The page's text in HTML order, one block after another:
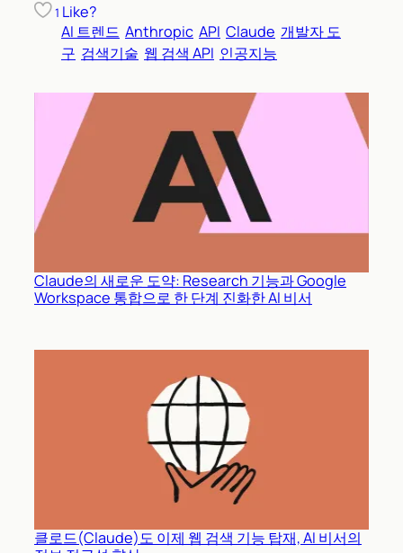
1 Like?
AI 트렌드 Anthropic API Claude 개발자 도
구 검색기술 웹 검색 API 인공지능
Claude의 새로운 도약: Research 기능과 Google
Workspace 통합으로 한 단계 진화한 AI 비서
클로드(Claude)도 이제 웹 검색 기능 탑재, AI 비서의